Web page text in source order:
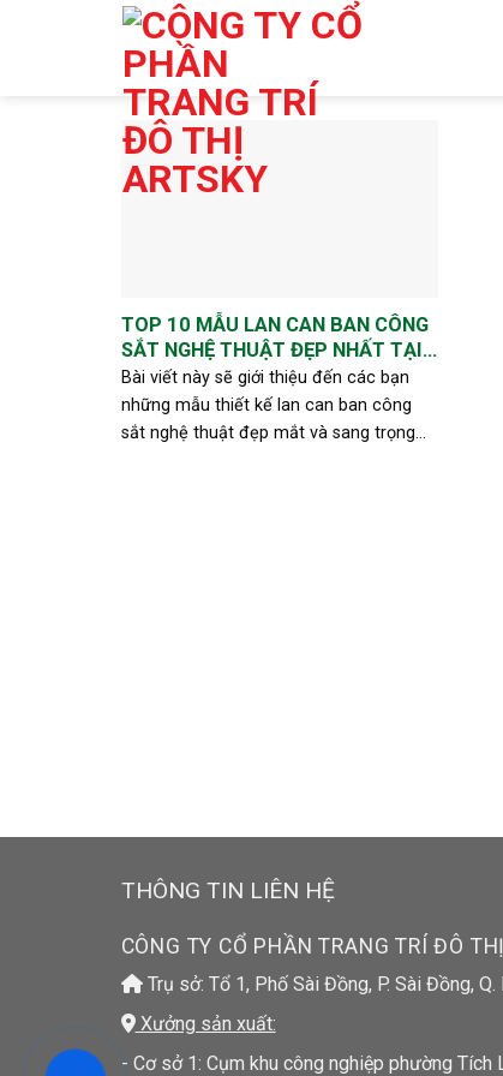
TOP 10 MẪU LAN CAN BAN CÔNG
SẮT NGHỆ THUẬT ĐẸP NHẤT TẠI
THÁI NGUYÊN
Bài viết này sẽ giới thiệu đến các bạn
những mẫu thiết kế lan can ban công
sắt nghệ thuật đẹp mắt và sang trọng
THÔNG TIN LIÊN HỆ
CÔNG TY CỔ PHẦN TRANG TRÍ ĐÔ
Trụ sở: Tổ 1, Phố Sài Đồng, P. Sài Đồng, Q.
Xưởng sản xuất:
- Cơ sở 1: Cụm khu công nghiệp phường Tích